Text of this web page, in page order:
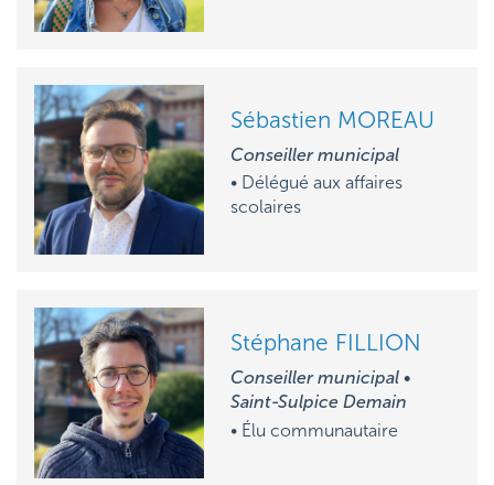
Sébastien MOREAU
Conseiller municipal
• Délégué aux affaires
scolaires
Stéphane FILLION
Conseiller municipal •
Saint-Sulpice Demain
• Élu communautaire